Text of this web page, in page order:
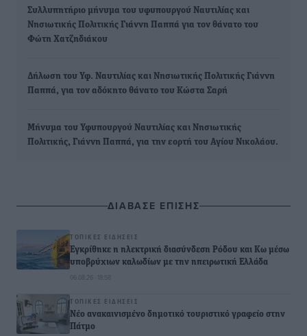
Συλλυπητήριο μήνυμα του υφυπουργού Ναυτιλίας και
Νησιωτικής Πολιτικής Γιάννη Παππά για τον θάνατο του
Φώτη Χατζηδιάκου
Δήλωση του Υφ. Ναυτιλίας και Νησιωτικής Πολιτικής Γιάννη
Παππά, για τον αδόκητο θάνατο του Κώστα Σαρή
Μήνυμα του Υφυπουργού Ναυτιλίας και Νησιωτικής
Πολιτικής, Γιάννη Παππά, για την εορτή του Αγίου Νικολάου.
ΔΙΑΒΑΣΕ ΕΠΙΣΗΣ
ΤΟΠΙΚΈΣ ΕΙΔΉΣΕΙΣ
Εγκρίθηκε η ηλεκτρική διασύνδεση Ρόδου και Κω μέσω
υποβρύχιων καλωδίων με την ηπειρωτική Ελλάδα
06.08.26 · 18:58
ΤΟΠΙΚΈΣ ΕΙΔΉΣΕΙΣ
Νέο ανακαινισμένο δημοτικό τουριστικό γραφείο στην
Πάτμο